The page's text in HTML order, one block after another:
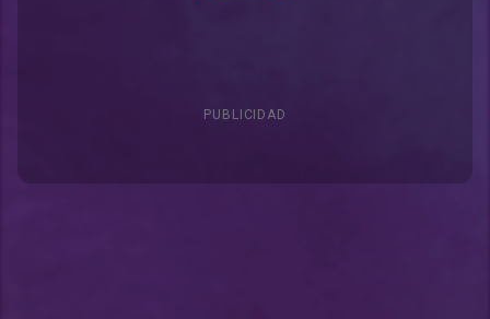
PUBLICIDAD